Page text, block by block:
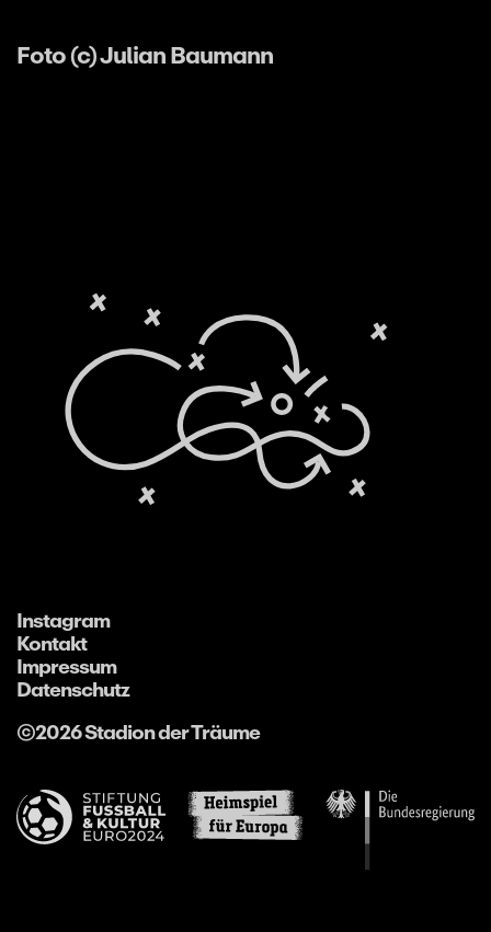
Foto (c) Julian Baumann
©2026 Stadion der Träume
Instagram
Kontakt
Impressum
Datenschutz